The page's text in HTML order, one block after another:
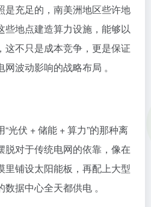
是充足的，南美洲地区些许地
些地点建造算力设施，能够以
这不只是成本竞争，更是保证
波动影响的战略布局 。
光伏 + 储能 + 算力”的那种离
脱对于传统电网的依靠，像在
里铺设太阳能板，再配上大型
据中心全天都供电 。